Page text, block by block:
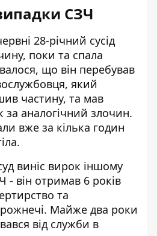
СЗЧ
28-річний сусід
, поки та спала
що він перебував
який
частину, та мав
за аналогічний злочин.
вже за кілька годин
виніс вирок іншому
- він отримав 6 років
та
. Майже два роки
від служби в